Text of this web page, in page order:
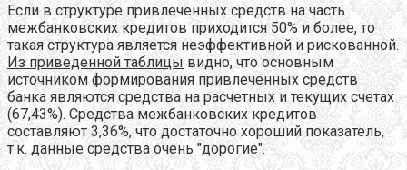
Если в структуре привлеченных средств на часть
межбанковских кредитов приходится 50% и более, то
такая структура является неэффективной и рискованной.
Из приведенной таблицы видно, что основным
источником формирования привлеченных средств
банка являются средства на расчетных и текущих счетах
(67,43%). Средства межбанковских кредитов
составляют 3,36%, что достаточно хороший показатель,
т.к. данные средства очень "дорогие".